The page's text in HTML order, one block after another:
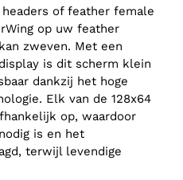
of feather female
op uw feather
zweven. Met een
is dit scherm klein
dankzij het hoge
Elk van de 128x64
op, waardoor
is en het
terwijl levendige